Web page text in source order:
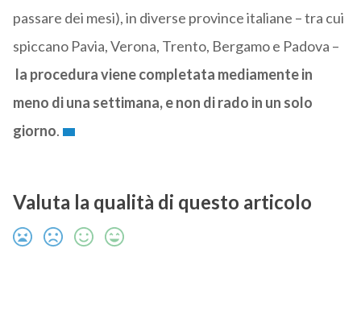
passare dei mesi), in diverse province italiane – tra cui
spiccano Pavia, Verona, Trento, Bergamo e Padova –
la procedura viene completata mediamente in
meno di una settimana, e non di rado in un solo
giorno.
Valuta la qualità di questo articolo